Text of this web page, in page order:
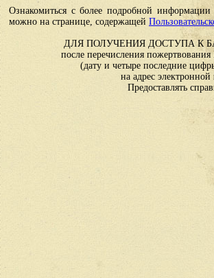
Ознакомиться с более подробной
можно на странице, содержащей
ДЛЯ ПОЛУЧЕНИЯ ДОСТУПА К
после перечисления
(дату и четыре последние
на адрес
Предоставлять